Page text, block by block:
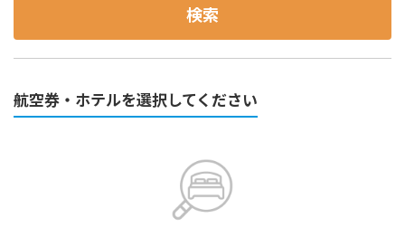
検索
航空券・ホテルを選択してください